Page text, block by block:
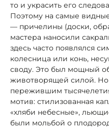
то и украсить его
Поэтому на самые
— причелины (доски,
мастера наносили
здесь часто появлялся
колесница или конь,
своду. Это был мощный
животворящей силой.
пережившим
мотив: стилизованная
«хляби небесные»,
были мольбой о